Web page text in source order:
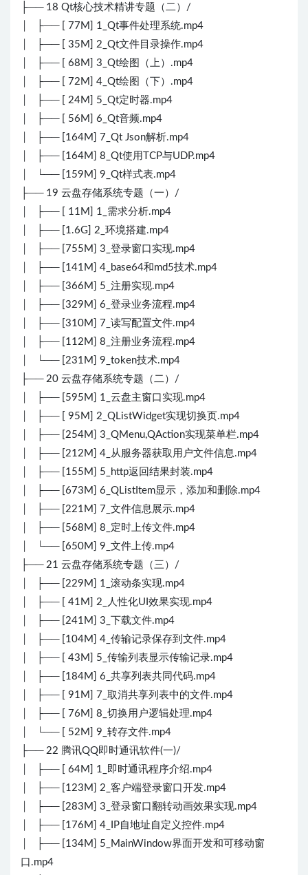
├── 18 Qt核心技术精讲专题（二）/
│ ├── [ 77M] 1_Qt事件处理系统.mp4
│ ├── [ 35M] 2_Qt文件目录操作.mp4
│ ├── [ 68M] 3_Qt绘图（上）.mp4
│ ├── [ 72M] 4_Qt绘图（下）.mp4
│ ├── [ 24M] 5_Qt定时器.mp4
│ ├── [ 56M] 6_Qt音频.mp4
│ ├── [164M] 7_Qt Json解析.mp4
│ ├── [164M] 8_Qt使用TCP与UDP.mp4
│ └── [159M] 9_Qt样式表.mp4
├── 19 云盘存储系统专题（一）/
│ ├── [ 11M] 1_需求分析.mp4
│ ├── [1.6G] 2_环境搭建.mp4
│ ├── [755M] 3_登录窗口实现.mp4
│ ├── [141M] 4_base64和md5技术.mp4
│ ├── [366M] 5_注册实现.mp4
│ ├── [329M] 6_登录业务流程.mp4
│ ├── [310M] 7_读写配置文件.mp4
│ ├── [112M] 8_注册业务流程.mp4
│ └── [231M] 9_token技术.mp4
├── 20 云盘存储系统专题（二）/
│ ├── [595M] 1_云盘主窗口实现.mp4
│ ├── [ 95M] 2_QListWidget实现切换页.mp4
│ ├── [254M] 3_QMenu,QAction实现菜单栏.mp4
│ ├── [212M] 4_从服务器获取用户文件信息.mp4
│ ├── [155M] 5_http返回结果封装.mp4
│ ├── [673M] 6_QListItem显示，添加和删除.mp4
│ ├── [221M] 7_文件信息展示.mp4
│ ├── [568M] 8_定时上传文件.mp4
│ └── [650M] 9_文件上传.mp4
├── 21 云盘存储系统专题（三）/
│ ├── [229M] 1_滚动条实现.mp4
│ ├── [ 41M] 2_人性化UI效果实现.mp4
│ ├── [241M] 3_下载文件.mp4
│ ├── [104M] 4_传输记录保存到文件.mp4
│ ├── [ 43M] 5_传输列表显示传输记录.mp4
│ ├── [184M] 6_共享列表共同代码.mp4
│ ├── [ 91M] 7_取消共享列表中的文件.mp4
│ ├── [ 76M] 8_切换用户逻辑处理.mp4
│ └── [ 52M] 9_转存文件.mp4
├── 22 腾讯QQ即时通讯软件(一)/
│ ├── [ 64M] 1_即时通讯程序介绍.mp4
│ ├── [123M] 2_客户端登录窗口开发.mp4
│ ├── [283M] 3_登录窗口翻转动画效果实现.mp4
│ ├── [176M] 4_IP自地址自定义控件.mp4
│ ├── [134M] 5_MainWindow界面开发和可移动窗
口.mp4